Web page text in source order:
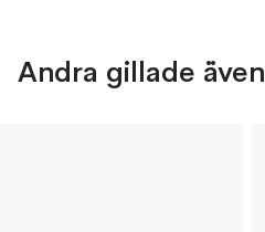
Andra gillade även